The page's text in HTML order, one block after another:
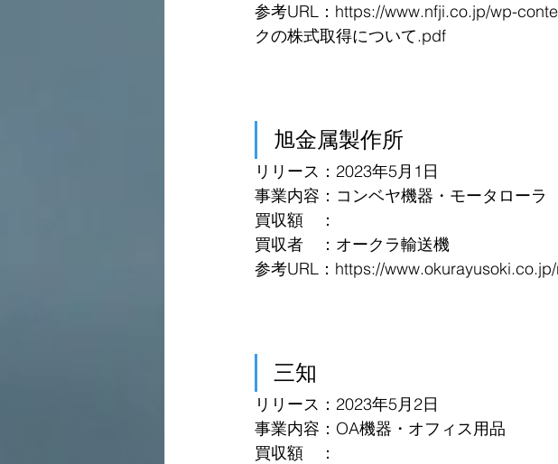
参考URL：https://www.nfji.co.jp/wp-
クの株式取得について.pdf
旭金属製作所
リリース：2023年5月1日
事業内容：コンベヤ機器・モータローラ
買収額　：
買収者　：オークラ輸送機
参考URL：https://
三知
リリース：2023年5月2日
事業内容：OA機器・オフィス用品
買収額　：